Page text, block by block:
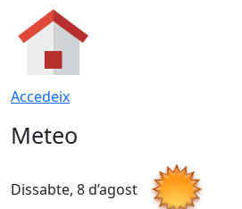
Accedeix
Meteo
Dissabte, 8 d’agost